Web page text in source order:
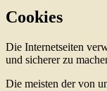
Cookies
Die Internetseiten
und sicherer zu
Die meisten der von